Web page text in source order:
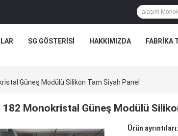
SG GÖSTERISI HAKKIMIZDA FABRIKA
Güneş Modülü Silikon Tam Siyah Panel
182 Monokristal Güneş Modülü
Ürün ayrıntıları: